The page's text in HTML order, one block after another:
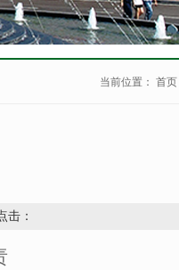
当前位置： 首页
击：